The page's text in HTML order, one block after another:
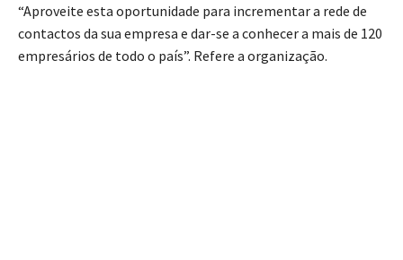
“Aproveite esta oportunidade para incrementar a rede de
contactos da sua empresa e dar-se a conhecer a mais de 120
empresários de todo o país”. Refere a organização.